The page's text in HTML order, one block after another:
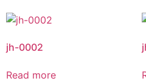
jh-0002
Read more